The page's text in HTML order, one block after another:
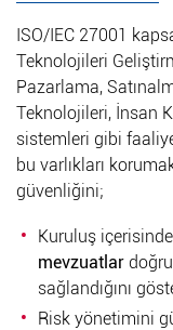
ISO/IEC 27001
Teknolojileri
Pazarlama,
Teknolojileri, İnsan
sistemleri gibi
bu varlıkları
güvenliğini;
Kuruluş
mevzuatlar
sağlandığını
Risk yönetimini